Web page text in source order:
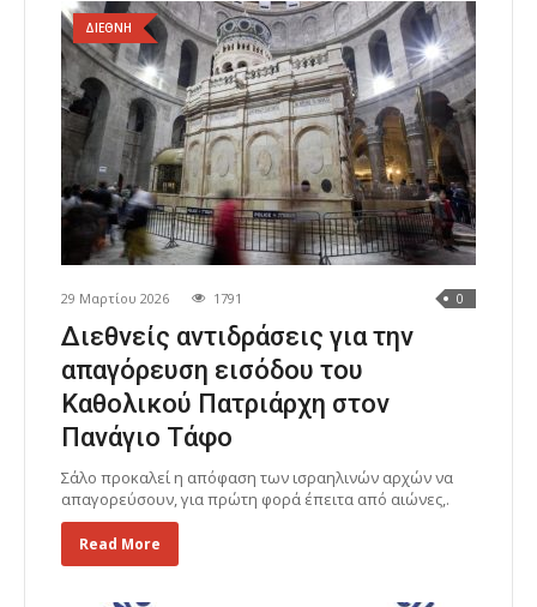
ΔΙΕΘΝΗ
29 Μαρτίου 2026 1791 0
Διεθνείς αντιδράσεις για την
απαγόρευση εισόδου του
Καθολικού Πατριάρχη στον
Πανάγιο Τάφο
Σάλο προκαλεί η απόφαση των ισραηλινών αρχών να
απαγορεύσουν, για πρώτη φορά έπειτα από αιώνες,.
Read More